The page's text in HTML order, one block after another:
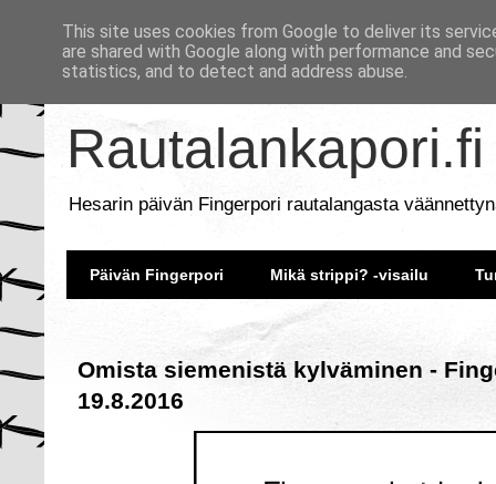
Rautalankapori.fi
Hesarin päivän Fingerpori rautalangasta
Päivän Fingerpori Mikä strippi? -visailu
Omista siemenistä kylväminen -
19.8.2016
This site uses cookies from Google to deliver its
are shared with Google along with performance and
statistics, and to detect and address abuse.